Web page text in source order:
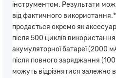
інструментом. Результати
від фактичного
продається окремо як
після 500 циклів
акумуляторної батареї (2000
після повного заряджання
можуть відрізнятися залежно